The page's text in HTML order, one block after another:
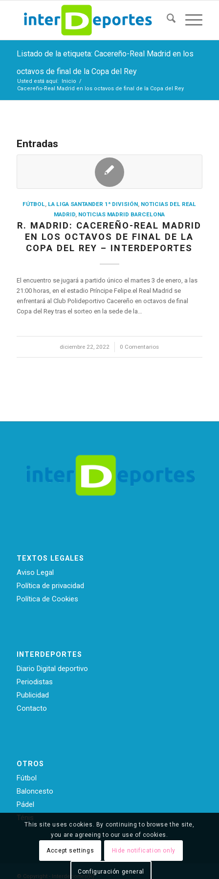
Listado de la etiqueta: Cacereño-Real Madrid en los
octavos de final de la Copa del Rey
Usted está aquí: Inicio /
Cacereño-Real Madrid en los octavos de final de la Copa del Rey
Entradas
FÚTBOL, LA LIGA SANTANDER 1ª DIVISIÓN, NOTICIAS DEL REAL
MADRID, NOTICIAS MADRID BARCELONA
R. MADRID: CACEREÑO-REAL MADRID
EN LOS OCTAVOS DE FINAL DE LA
COPA DEL REY – INTERDEPORTES
El encuentro se jugará a partido único el martes 3 de enero, a las
21:00 horas, en el estadio Príncipe Felipe.el Real Madrid se
enfrentará al Club Polideportivo Cacereño en octavos de final
Copa del Rey tras el sorteo en la sede de la…
diciembre 22, 2022
/ 0 Comentarios
TEXTOS LEGALES
Aviso Legal
Política de privacidad
Política de Cookies
INTERDEPORTES
Diario Digital deportivo
Periodistas
Publicidad
Contacto
OTROS
Fútbol
Baloncesto
Pádel
Ténis
© Copyright - Interdeportes(R)
This site uses cookies. By continuing to browse the site,
you are agreeing to our use of cookies.
Accept settings Hide notification only
Configuración general